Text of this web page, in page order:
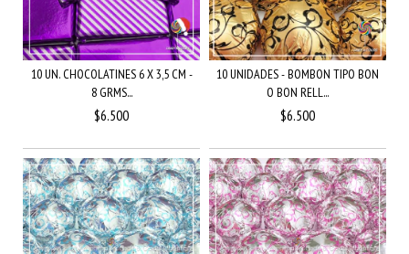
10 UN. CHOCOLATINES 6 X 3,5 CM -
8 GRMS...
$6.500
10 UNIDADES - BOMBON TIPO BON
O BON RELL...
$6.500